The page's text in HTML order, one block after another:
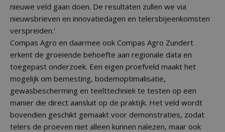
nieuwe veld gaan doen. De resultaten zullen we via
nieuwsbrieven en innovatiedagen en telersbijeenkomsten
verspreiden.'
Compas Agro en daarmee ook Compas Agro Zundert
erkent de groeiende behoefte aan regionale data en
toegepast onderzoek. Een eigen proefveld maakt het
mogelijk om bemesting, bodemoptimalisatie,
gewasbescherming en teelttechniek te testen op een
manier die direct aansluit op de praktijk. Het veld wordt
bovendien geschikt gemaakt voor demonstraties, zodat
telers de proeven niet alleen kunnen nalezen, maar ook